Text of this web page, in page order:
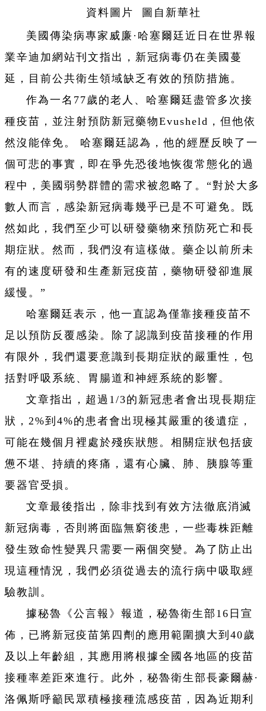
資料圖片 圖自新華社
美國傳染病專家威廉·哈塞爾廷近日在世界報
業辛迪加網站刊文指出，新冠病毒仍在美國蔓
延，目前公共衛生領域缺乏有效的預防措施。
作為一名77歲的老人、哈塞爾廷盡管多次接
種疫苗，並注射預防新冠藥物Evusheld，但他依
然沒能倖免。 哈塞爾廷認為，他的經歷反映了一
個可悲的事實，即在爭先恐後地恢復常態化的過
程中，美國弱勢群體的需求被忽略了。“對於大多
數人而言，感染新冠病毒幾乎已是不可避免。既
然如此，我們至少可以研發藥物來預防死亡和長
期症狀。然而，我們沒有這樣做。藥企以前所未
有的速度研發和生產新冠疫苗，藥物研發卻進展
緩慢。”
哈塞爾廷表示，他一直認為僅靠接種疫苗不
足以預防反覆感染。除了認識到疫苗接種的作用
有限外，我們還要意識到長期症狀的嚴重性，包
括對呼吸系統、胃腸道和神經系統的影響。
文章指出，超過1/3的新冠患者會出現長期症
狀，2%到4%的患者會出現極其嚴重的後遺症，
可能在幾個月裡處於殘疾狀態。相關症狀包括疲
憊不堪、持續的疼痛，還有心臟、肺、胰腺等重
要器官受損。
文章最後指出，除非找到有效方法徹底消滅
新冠病毒，否則將面臨無窮後患，一些毒株距離
發生致命性變異只需要一兩個突變。為了防止出
現這種情況，我們必須從過去的流行病中吸取經
驗教訓。
據秘魯《公言報》報道，秘魯衛生部16日宣
佈，已將新冠疫苗第四劑的應用範圍擴大到40歲
及以上年齡組，其應用將根據全國各地區的疫苗
接種率差距來進行。此外，秘魯衛生部長豪爾赫·
洛佩斯呼籲民眾積極接種流感疫苗，因為近期利